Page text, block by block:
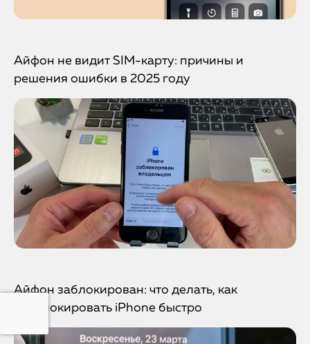
Айфон не видит SIM-карту: причины и
решения ошибки в 2025 году
Айфон заблокирован: что делать, как
разблокировать iPhone быстро